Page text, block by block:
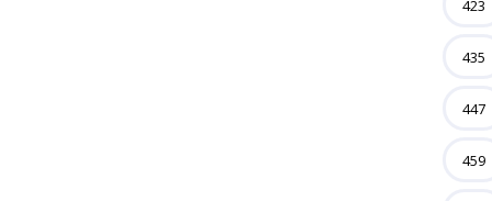
423
435
447
459